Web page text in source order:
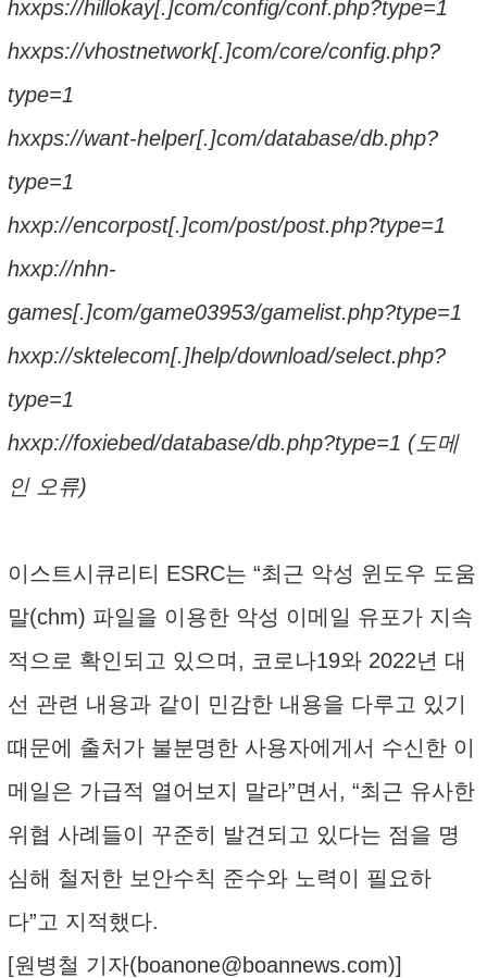
hxxps://hillokay[.]com/config/conf.php?type=1
hxxps://vhostnetwork[.]com/core/config.php?
type=1
hxxps://want-helper[.]com/database/db.php?
type=1
hxxp://encorpost[.]com/post/post.php?type=1
hxxp://nhn-
games[.]com/game03953/gamelist.php?type=1
hxxp://sktelecom[.]help/download/select.php?
type=1
hxxp://foxiebed/database/db.php?type=1 (도메
인 오류)
이스트시큐리티 ESRC는 “최근 악성 윈도우 도움
말(chm) 파일을 이용한 악성 이메일 유포가 지속
적으로 확인되고 있으며, 코로나19와 2022년 대
선 관련 내용과 같이 민감한 내용을 다루고 있기
때문에 출처가 불분명한 사용자에게서 수신한 이
메일은 가급적 열어보지 말라”면서, “최근 유사한
위협 사례들이 꾸준히 발견되고 있다는 점을 명
심해 철저한 보안수칙 준수와 노력이 필요하
다”고 지적했다.
[원병철 기자(boanone@boannews.com)]